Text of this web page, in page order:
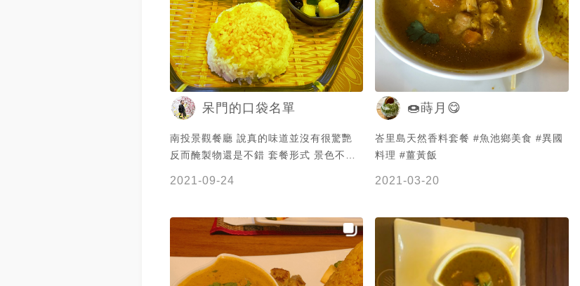
呆門的口袋名單
南投景觀餐廳 說真的味道並沒有很驚艷
反而醃製物還是不錯 套餐形式 景色不錯
2021-09-24
🍩蒔月😋
峇里島天然香料套餐 #魚池鄉美食 #異國
料理 #薑黃飯
2021-03-20